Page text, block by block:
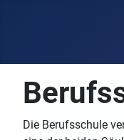
Die Berufsschule